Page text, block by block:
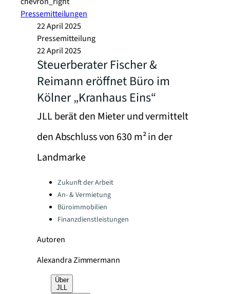
Pressemitteilungen
22 April 2025
Pressemitteilung
22 April 2025
Steuerberater Fischer &
Reimann eröffnet Büro im
Kölner „Kranhaus Eins“
JLL berät den Mieter und vermittelt
den Abschluss von 630 m² in der
Landmarke
Categories:Zukunft der Arbeit
An- & Vermietung
Büroimmobilien
Finanzdienstleistungen
Autoren
Alexandra Zimmermann
Über
JLL